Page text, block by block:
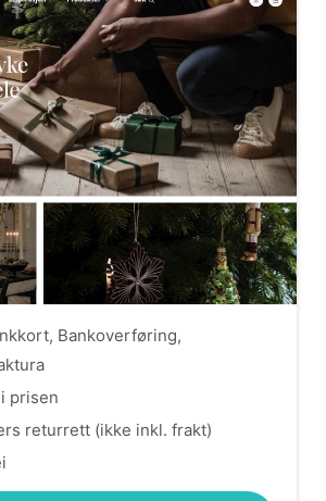
Bankoverføring,
prisen
returrett (ikke inkl. frakt)